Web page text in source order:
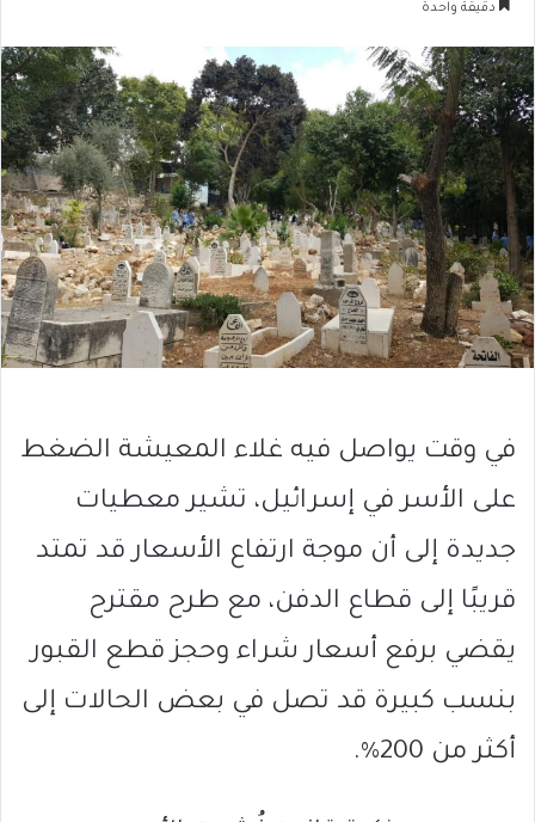
دقيقة واحدة
في وقت يواصل فيه غلاء المعيشة الضغط
على الأسر في إسرائيل، تشير معطيات
جديدة إلى أن موجة ارتفاع الأسعار قد تمتد
قريبًا إلى قطاع الدفن، مع طرح مقترح
يقضي برفع أسعار شراء وحجز قطع القبور
بنسب كبيرة قد تصل في بعض الحالات إلى
أكثر من 200%.